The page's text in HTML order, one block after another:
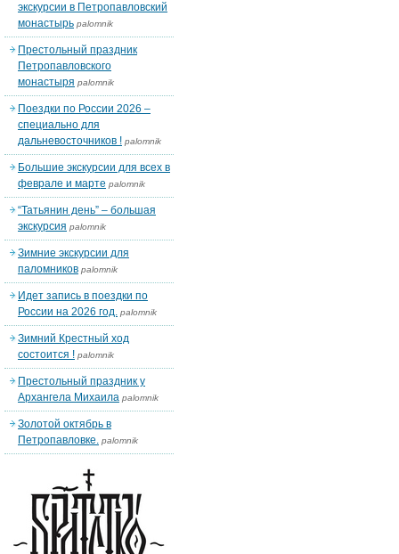
экскурсии в Петропавловский
монастырь palomnik
Престольный праздник
Петропавловского
монастыря palomnik
Поездки по России 2026 –
специально для
дальневосточников ! palomnik
Большие экскурсии для всех в
феврале и марте palomnik
“Татьянин день” – большая
экскурсия palomnik
Зимние экскурсии для
паломников palomnik
Идет запись в поездки по
России на 2026 год. palomnik
Зимний Крестный ход
состоится ! palomnik
Престольный праздник у
Архангела Михаила palomnik
Золотой октябрь в
Петропавловке. palomnik